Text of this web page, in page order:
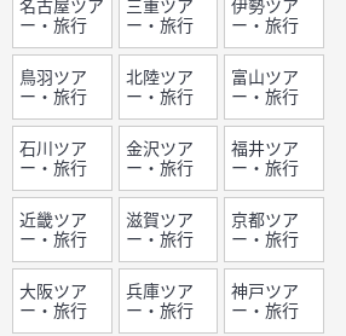
名古屋ツア
ー・旅行
三重ツア
ー・旅行
伊勢ツア
ー・旅行
鳥羽ツア
ー・旅行
北陸ツア
ー・旅行
富山ツア
ー・旅行
石川ツア
ー・旅行
金沢ツア
ー・旅行
福井ツア
ー・旅行
近畿ツア
ー・旅行
滋賀ツア
ー・旅行
京都ツア
ー・旅行
大阪ツア
ー・旅行
兵庫ツア
ー・旅行
神戸ツア
ー・旅行